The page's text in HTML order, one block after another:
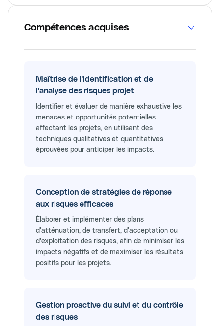
Compétences acquises
Maîtrise de l'identification et de
l'analyse des risques projet
Identifier et évaluer de manière exhaustive les
menaces et opportunités potentielles
affectant les projets, en utilisant des
techniques qualitatives et quantitatives
éprouvées pour anticiper les impacts.
Conception de stratégies de réponse
aux risques efficaces
Élaborer et implémenter des plans
d'atténuation, de transfert, d'acceptation ou
d'exploitation des risques, afin de minimiser les
impacts négatifs et de maximiser les résultats
positifs pour les projets.
Gestion proactive du suivi et du contrôle
des risques